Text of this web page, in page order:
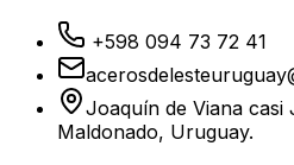
+598 094 73 72 41
Joaquín de Viana casi
Maldonado, Uruguay.